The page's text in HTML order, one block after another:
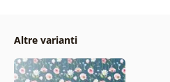
Altre varianti